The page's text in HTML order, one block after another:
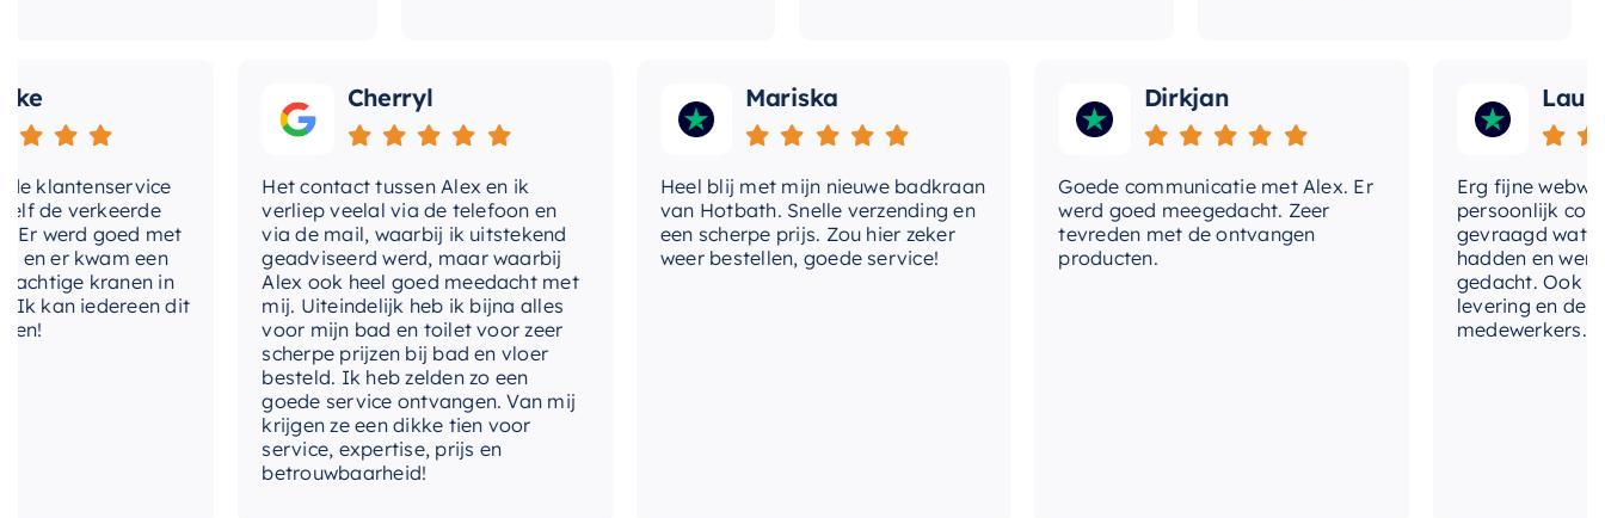
verkeerde
goed met
er kwam een
kranen in
iedereen dit
Cherryl
Het contact tussen Alex en ik
verliep veelal via de telefoon en
via de mail, waarbij ik uitstekend
geadviseerd werd, maar waarbij
Alex ook heel goed meedacht met
mij. Uiteindelijk heb ik bijna alles
voor mijn bad en toilet voor zeer
scherpe prijzen bij bad en vloer
besteld. Ik heb zelden zo een
goede service ontvangen. Van mij
krijgen ze een dikke tien voor
service, expertise, prijs en
betrouwbaarheid!
Mariska
Heel blij met mijn nieuwe badkraan
van Hotbath. Snelle verzending en
een scherpe prijs. Zou hier zeker
weer bestellen, goede service!
Dirkjan
Goede communicatie met Alex. Er
werd goed meegedacht. Zeer
tevreden met de ontvangen
producten.
Laura
Erg fijne
persoonlijk contact
gevraagd wat we
hadden en werd
gedacht. Ook in de
levering en
medewerkers. Wij